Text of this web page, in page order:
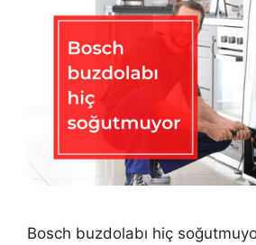
Bosch buzdolabı hiç